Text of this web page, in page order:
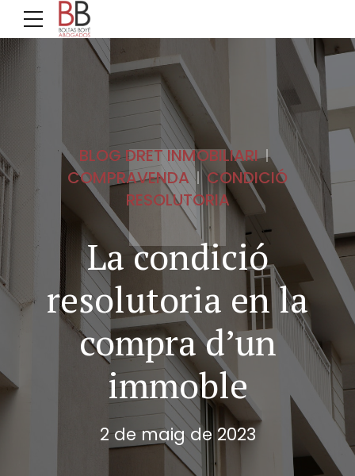
BLOG DRET INMOBILIARI
COMPRAVENDA
CONDICIÓ
RESOLUTORIA
La condició
resolutoria en la
compra d’un
immoble
2 de maig de 2023